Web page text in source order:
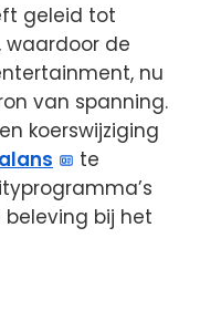
geleid tot
de
nu
van spanning.
koerswijziging
te
beleving bij het